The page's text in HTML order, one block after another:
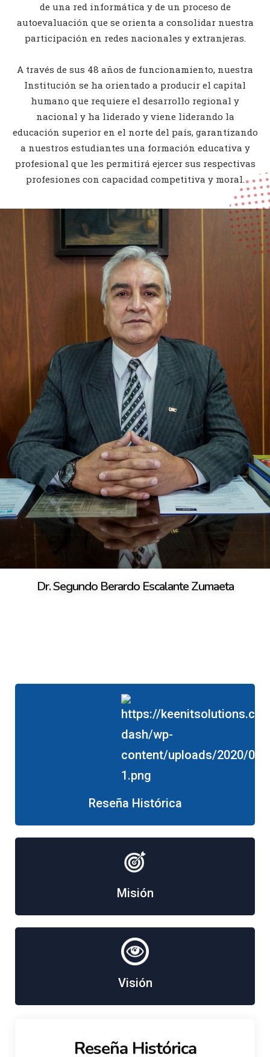
de una red informática y de un proceso de
autoevaluación que se orienta a consolidar nuestra
participación en redes nacionales y extranjeras.
A través de sus 48 años de funcionamiento, nuestra
Institución se ha orientado a producir el capital
humano que requiere el desarrollo regional y
nacional y ha liderado y viene liderando la
educación superior en el norte del país, garantizando
a nuestros estudiantes una formación educativa y
profesional que les permitirá ejercer sus respectivas
profesiones con capacidad competitiva y moral.
Dr. Segundo Berardo Escalante Zumaeta
Reseña Histórica
Misión
Visión
Reseña Histórica